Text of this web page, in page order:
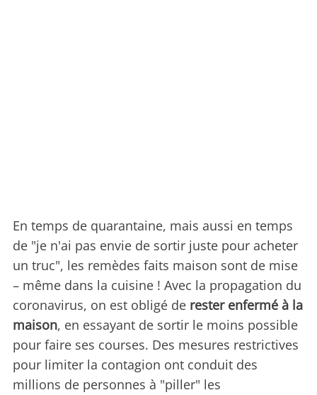
En temps de quarantaine, mais aussi en temps
de "je n'ai pas envie de sortir juste pour acheter
un truc", les remèdes faits maison sont de mise
– même dans la cuisine ! Avec la propagation du
coronavirus, on est obligé de rester enfermé à la
maison, en essayant de sortir le moins possible
pour faire ses courses. Des mesures restrictives
pour limiter la contagion ont conduit des
millions de personnes à "piller" les